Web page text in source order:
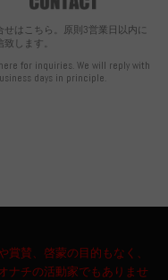
せはこちら。原則3営業日以内に
致します。
for inquiries. We will reply with
days in principle.
賛、啓蒙の目的もなく、
ナチの活動家でもありませ